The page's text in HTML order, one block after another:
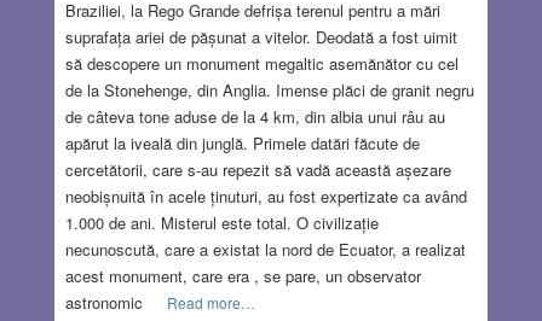
Braziliei, la Rego Grande defrișa terenul pentru a mări
suprafața ariei de pășunat a vitelor. Deodată a fost uimit
să descopere un monument megaltic asemănător cu cel
de la Stonehenge, din Anglia. Imense plăci de granit negru
de câteva tone aduse de la 4 km, din albia unui râu au
apărut la iveală din junglă. Primele datări făcute de
cercetătorii, care s-au repezit să vadă această așezare
neobișnuită în acele ținuturi, au fost expertizate ca având
1.000 de ani. Misterul este total. O civilizație
necunoscută, care a existat la nord de Ecuator, a realizat
acest monument, care era , se pare, un observator
astronomic
Read more…